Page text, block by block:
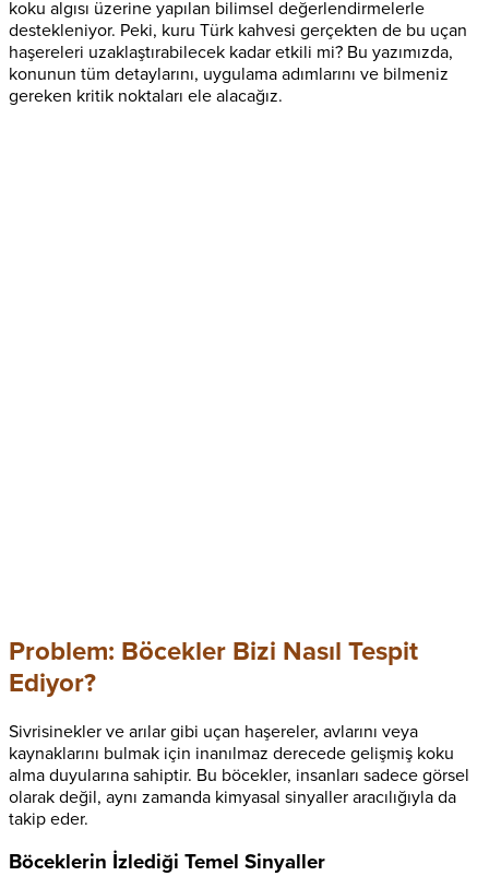
koku algısı üzerine yapılan bilimsel değerlendirmelerle
destekleniyor. Peki, kuru Türk kahvesi gerçekten de bu uçan
haşereleri uzaklaştırabilecek kadar etkili mi? Bu yazımızda,
konunun tüm detaylarını, uygulama adımlarını ve bilmeniz
gereken kritik noktaları ele alacağız.
Problem: Böcekler Bizi Nasıl Tespit
Ediyor?
Sivrisinekler ve arılar gibi uçan haşereler, avlarını veya
kaynaklarını bulmak için inanılmaz derecede gelişmiş koku
alma duyularına sahiptir. Bu böcekler, insanları sadece görsel
olarak değil, aynı zamanda kimyasal sinyaller aracılığıyla da
takip eder.
Böceklerin İzlediği Temel Sinyaller